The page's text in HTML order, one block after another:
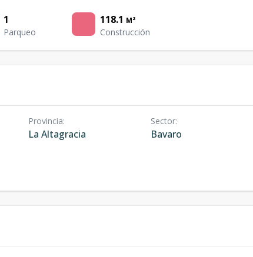
1
Parqueo
118.1 M²
Construcción
Provincia:
La Altagracia
Sector:
Bavaro